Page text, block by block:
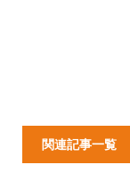
関連記事一覧